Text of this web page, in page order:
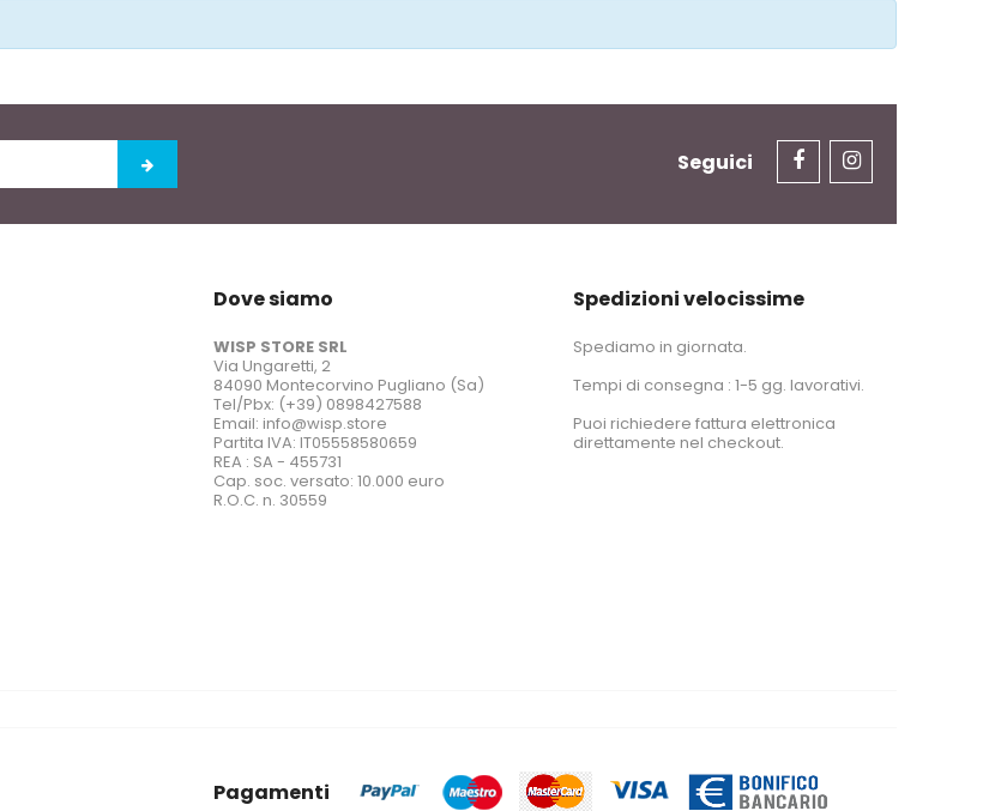
Seguici
Dove siamo
WISP STORE SRL
Via Ungaretti, 2
84090 Montecorvino Pugliano (Sa)
Tel/Pbx: (+39) 0898427588
Email: info@wisp.store
Partita IVA: IT05558580659
REA : SA - 455731
Cap. soc. versato: 10.000 euro
R.O.C. n. 30559
Spedizioni velocissime
Spediamo in giornata.
Tempi di consegna : 1-5 gg. lavorativi.
Puoi richiedere fattura elettronica
direttamente nel checkout.
Pagamenti